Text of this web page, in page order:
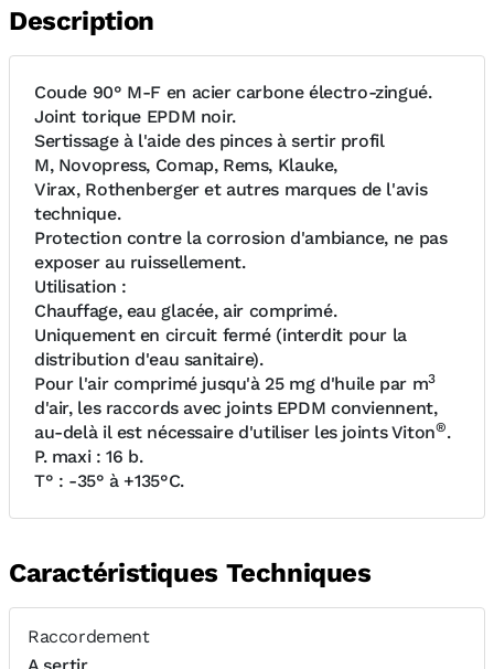
Description
Coude 90° M-F en acier carbone électro-zingué.
Joint torique EPDM noir.
Sertissage à l'aide des pinces à sertir profil
M, Novopress, Comap, Rems, Klauke,
Virax, Rothenberger et autres marques de l'avis
technique.
Protection contre la corrosion d'ambiance, ne pas
exposer au ruissellement.
Utilisation :
Chauffage, eau glacée, air comprimé.
Uniquement en circuit fermé (interdit pour la
distribution d'eau sanitaire).
Pour l'air comprimé jusqu'à 25 mg d'huile par m3
d'air, les raccords avec joints EPDM conviennent,
au-delà il est nécessaire d'utiliser les joints Viton®.
P. maxi : 16 b.
T° : -35° à +135°C.
Caractéristiques Techniques
Raccordement